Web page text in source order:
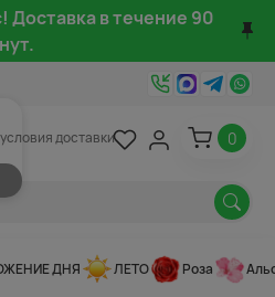
Доставка в течение 90
доставки 0
ДНЯ ЛЕТО Роза